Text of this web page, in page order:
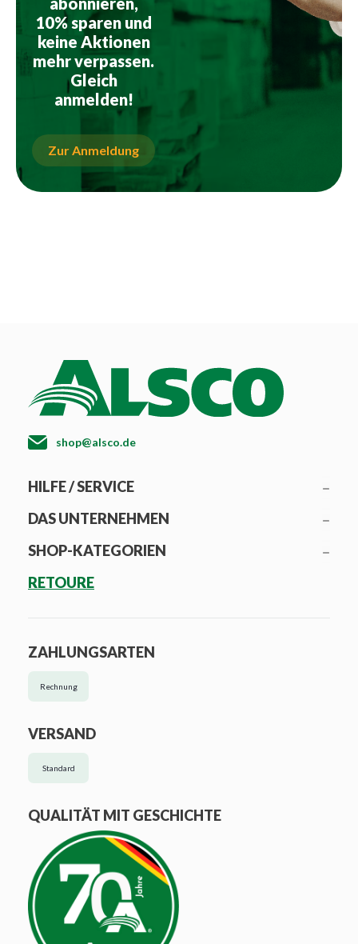
10% sparen und
keine Aktionen
mehr verpassen.
Gleich
anmelden!
Zur Anmeldung
shop@alsco.de
HILFE / SERVICE
DAS UNTERNEHMEN
SHOP-KATEGORIEN
RETOURE
ZAHLUNGSARTEN
Rechnung
VERSAND
Standard
QUALITÄT MIT GESCHICHTE